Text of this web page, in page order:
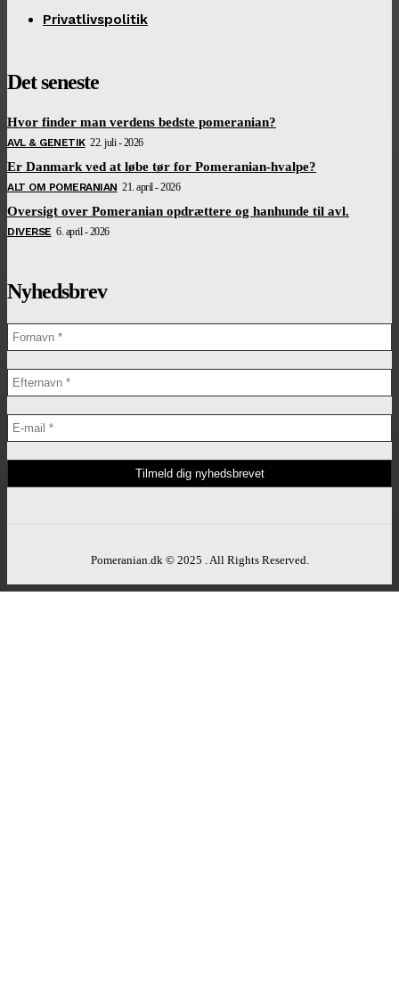
Privatlivspolitik
Det seneste
Hvor finder man verdens bedste pomeranian?
AVL & GENETIK 22. juli - 2026
Er Danmark ved at løbe tør for Pomeranian-hvalpe?
ALT OM POMERANIAN 21. april - 2026
Oversigt over Pomeranian opdrættere og hanhunde til avl.
DIVERSE 6. april - 2026
Nyhedsbrev
Pomeranian.dk © 2025 . All Rights Reserved.